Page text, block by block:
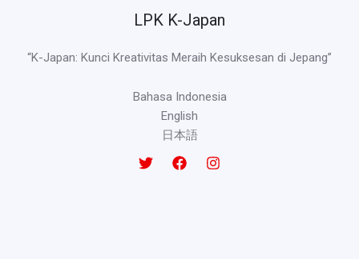
LPK K-Japan
“K-Japan: Kunci Kreativitas Meraih Kesuksesan di Jepang”
Bahasa Indonesia
English
日本語